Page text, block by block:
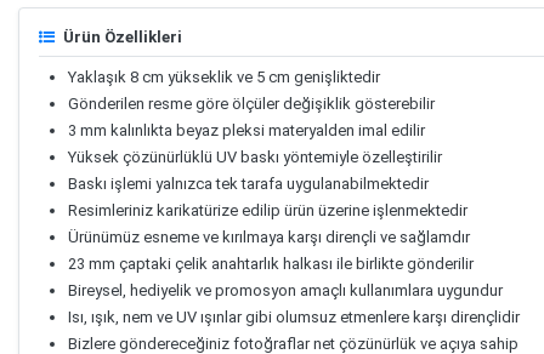
Ürün Özellikleri
Yaklaşık 8 cm yükseklik ve 5 cm genişliktedir
Gönderilen resme göre ölçüler değişiklik gösterebilir
3 mm kalınlıkta beyaz pleksi materyalden imal edilir
Yüksek çözünürlüklü UV baskı yöntemiyle özelleştirilir
Baskı işlemi yalnızca tek tarafa uygulanabilmektedir
Resimleriniz karikatürize edilip ürün üzerine işlenmektedir
Ürünümüz esneme ve kırılmaya karşı dirençli ve sağlamdır
23 mm çaptaki çelik anahtarlık halkası ile birlikte gönderilir
Bireysel, hediyelik ve promosyon amaçlı kullanımlara uygundur
Isı, ışık, nem ve UV ışınlar gibi olumsuz etmenlere karşı dirençlidir
Bizlere göndereceğiniz fotoğraflar net çözünürlük ve açıya sahip